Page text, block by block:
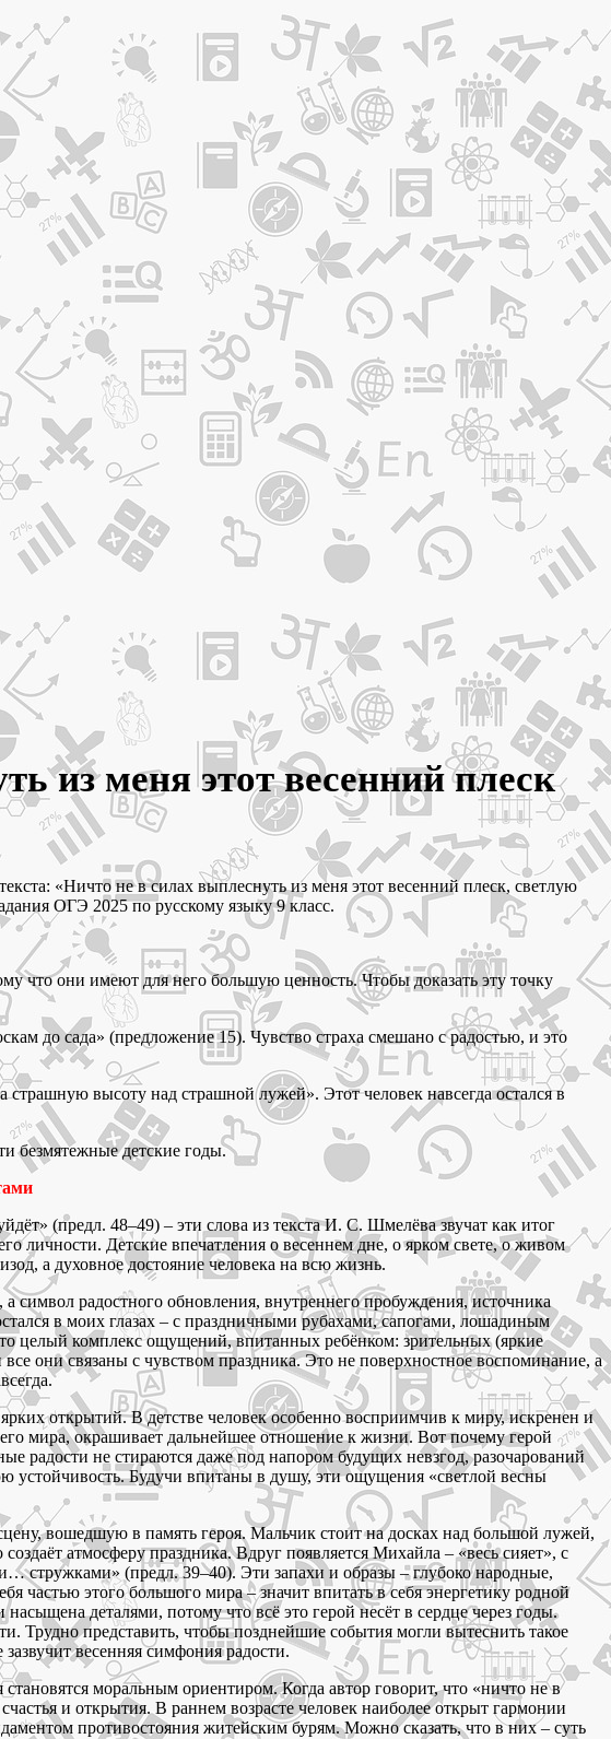
из меня этот весенний плеск
«Ничто не в силах выплеснуть из меня этот весенний плеск, светлую
ОГЭ 2025 по русскому языку 9 класс.
что они имеют для него большую ценность. Чтобы доказать эту точку
до сада» (предложение 15). Чувство страха смешано с радостью, и это
высоту над страшной лужей». Этот человек навсегда остался в
безмятежные детские годы.
(предл. 48–49) – эти слова из текста И. С. Шмелёва звучат как итог
личности. Детские впечатления о весеннем дне, о ярком свете, о живом
а духовное достояние человека на всю жизнь.
символ радостного обновления, внутреннего пробуждения, источника
в моих глазах – с праздничными рубахами, сапогами, лошадиным
целый комплекс ощущений, впитанных ребёнком: зрительных (яркие
они связаны с чувством праздника. Это не поверхностное воспоминание, а
открытий. В детстве человек особенно восприимчив к миру, искренен и
мира, окрашивает дальнейшее отношение к жизни. Вот почему герой
радости не стираются даже под напором будущих невзгод, разочарований
устойчивость. Будучи впитаны в душу, эти ощущения «светлой весны
вошедшую в память героя. Мальчик стоит на досках над большой лужей,
атмосферу праздника. Вдруг появляется Михайла – «весь сияет», с
стружками» (предл. 39–40). Эти запахи и образы – глубоко народные,
частью этого большого мира – значит впитать в себя энергетику родной
деталями, потому что всё это герой несёт в сердце через годы.
Трудно представить, чтобы позднейшие события могли вытеснить такое
весенняя симфония радости.
моральным ориентиром. Когда автор говорит, что «ничто не в
и открытия. В раннем возрасте человек наиболее открыт гармонии
противостояния житейским бурям. Можно сказать, что в них – суть